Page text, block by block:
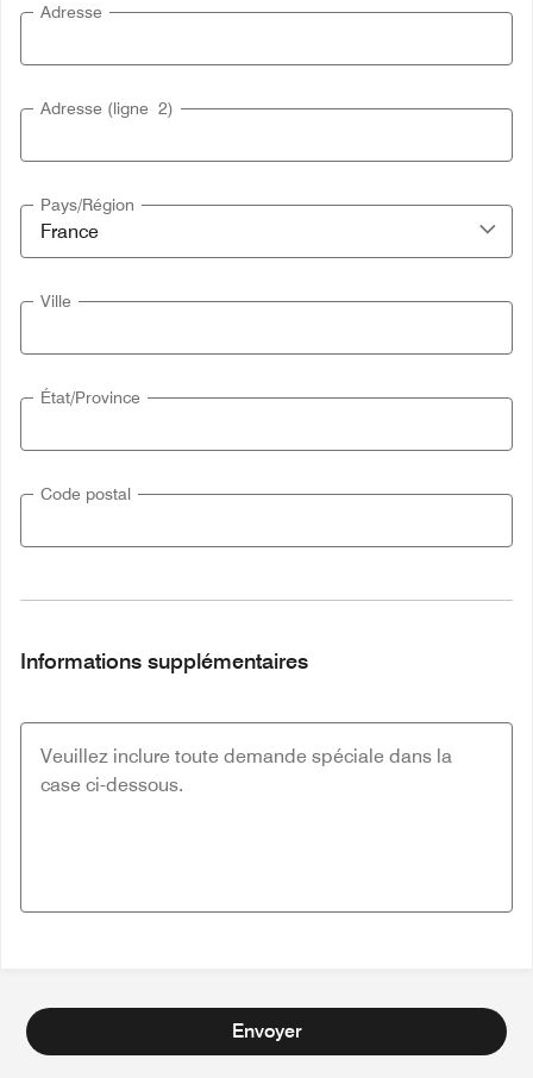
Adresse
Adresse (ligne 2)
Pays/Région
Ville
État/Province
Code postal
Informations supplémentaires
Envoyer